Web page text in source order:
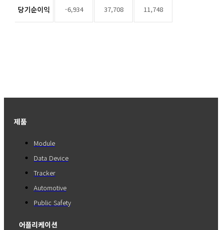
당기순이익 -6,934 37,708 11,748
제품
Module
Data Device
Tracker
Automotive
Public Safety
어플리케이션